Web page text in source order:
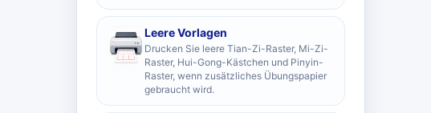
Leere Vorlagen
Drucken Sie leere Tian-Zi-Raster, Mi-Zi-
Raster, Hui-Gong-Kästchen und Pinyin-
Raster, wenn zusätzliches Übungspapier
gebraucht wird.